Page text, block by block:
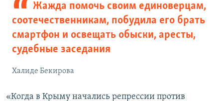
Жажда помочь своим единоверцам,
соотечественникам, побудила его брать
смартфон и освещать обыски, аресты,
судебные заседания
Халиде Бекирова
«Когда в Крыму начались репрессии против